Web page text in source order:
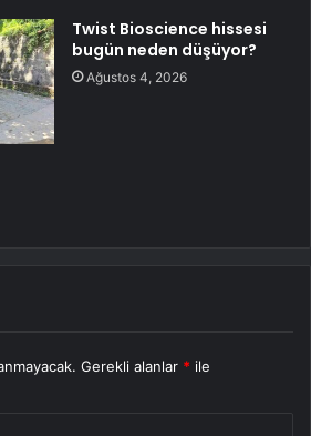
Twist Bioscience hissesi
bugün neden düşüyor?
Ağustos 4, 2026
Gerekli alanlar * ile